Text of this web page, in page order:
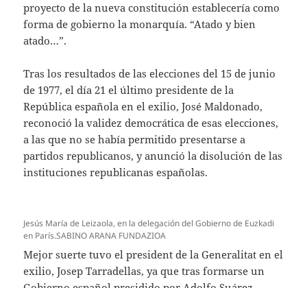
proyecto de la nueva constitución establecería como
forma de gobierno la monarquía. “Atado y bien
atado…”.
Tras los resultados de las elecciones del 15 de junio
de 1977, el día 21 el último presidente de la
República española en el exilio, José Maldonado,
reconoció la validez democrática de esas elecciones,
a las que no se había permitido presentarse a
partidos republicanos, y anunció la disolución de las
instituciones republicanas españolas.
Jesús María de Leizaola, en la delegación del Gobierno de Euzkadi
en París.SABINO ARANA FUNDAZIOA
Mejor suerte tuvo el president de la Generalitat en el
exilio, Josep Tarradellas, ya que tras formarse un